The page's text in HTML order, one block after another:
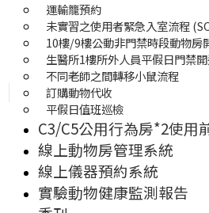
運輸籠預約
未實習之使用者緊急入室流程
10樓/9樓公動非門禁時段動物
生醫所1樓所外人員平假日門禁
不同老師之間轉移小鼠流程
訂購動物代收
平假日值班巡檢
C3/C5公用行為房*2使用
線上動物房管理系統
線上儀器預約系統
實驗動物健康監測報告